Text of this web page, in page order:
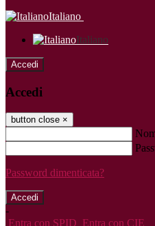
Italiano
Italiano
Accedi
Accedi
button close ×
Password dimenticata?
-
Entra con SPID Entra con CIE